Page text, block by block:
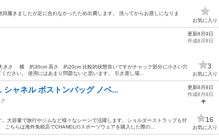
履きましたが足に合わなかったため出費します。 洗ってからお渡しになりま
お気に入り
きさ 横 約30cm 高さ 約20cm 比較的状態良いですがチャック部分に小さい穴
ださい。 使用にはあまり問題ないと思います。 引き渡し場...
更新8月9日
作成8月8日
3
お気に入り
ャネル ボストンバッグ ノベ...
大容量で旅行やジムなど様々なシーンで活躍します。ショルダーストラップも付
こちらは海外免税店でCHANELのスポーツウェアを購入した際の...
更新8月8日
作成8月8日
16
お気に入り